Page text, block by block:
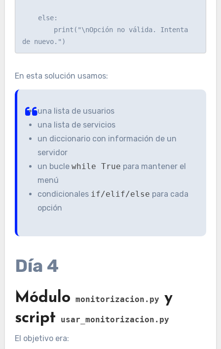
En esta solución usamos:
una lista de usuarios
una lista de servicios
un diccionario con información de un
servidor
un buclewhile True para mantener el
menú
condicionales if/elif/else para cada
opción
Día 4
Módulo monitorizacion.py y
script
usar_monitorizacion.py
El objetivo era: